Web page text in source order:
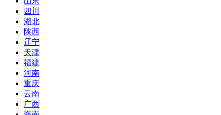
四川
湖北
陕西
辽宁
天津
福建
河南
重庆
云南
广西